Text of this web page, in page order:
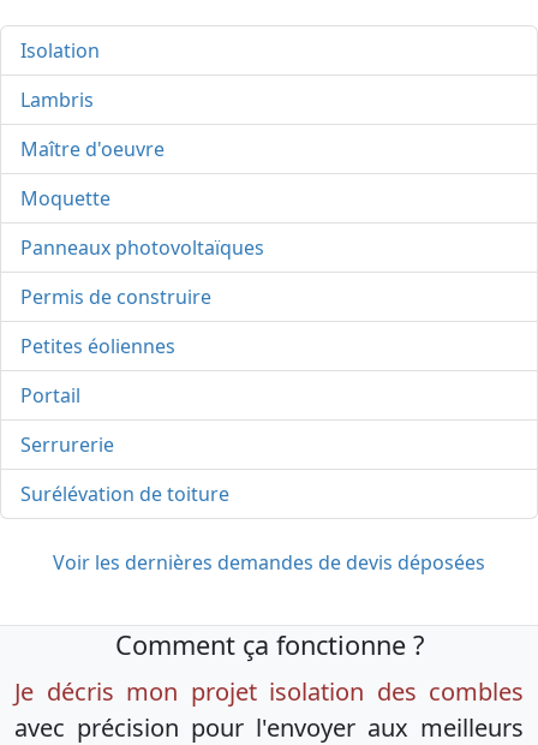
Isolation
Lambris
Maître d'oeuvre
Moquette
Panneaux photovoltaïques
Permis de construire
Petites éoliennes
Portail
Serrurerie
Surélévation de toiture
Voir les dernières demandes de devis déposées
Comment ça fonctionne ?
Je décris mon projet isolation des combles
avec précision pour l'envoyer aux meilleurs